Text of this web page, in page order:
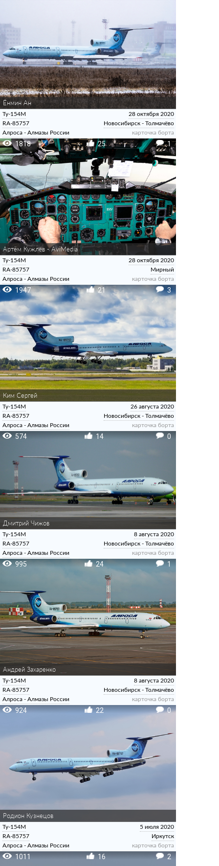
Ёнмин Ан
Ту-154М
RA-85757
Алроса - Алмазы России
28 октября 2020
Новосибирск - Толмачёво
карточка борта
1818 25 1
Артём Кужлев - AviMedia
Ту-154М
RA-85757
Алроса - Алмазы России
28 октября 2020
Мирный
карточка борта
1947 21 3
Ким Сергей
Ту-154М
RA-85757
Алроса - Алмазы России
26 августа 2020
Новосибирск - Толмачёво
карточка борта
574 14 0
Дмитрий Чижов
Ту-154М
RA-85757
Алроса - Алмазы России
8 августа 2020
Новосибирск - Толмачёво
карточка борта
995 24 1
Андрей Захаренко
Ту-154М
RA-85757
Алроса - Алмазы России
8 августа 2020
Новосибирск - Толмачёво
карточка борта
924 22 0
Родион Кузнецов
Ту-154М
RA-85757
Алроса - Алмазы России
5 июля 2020
Иркутск
карточка борта
1011 16 2